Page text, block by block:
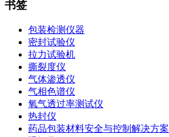
书签
包装检测仪器
密封试验仪
拉力试验机
撕裂度仪
气体渗透仪
气相色谱仪
氧气透过率测试仪
热封仪
药品包装材料安全与控制解决方案